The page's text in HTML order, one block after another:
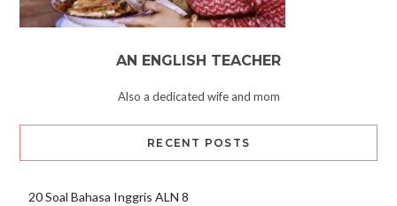
AN ENGLISH TEACHER
Also a dedicated wife and mom
RECENT POSTS
20 Soal Bahasa Inggris ALN 8